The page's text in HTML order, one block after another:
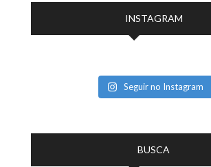
INSTAGRAM
Seguir no Instagram
BUSCA